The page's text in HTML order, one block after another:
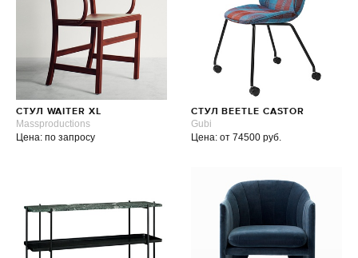
СТУЛ WAITER XL
Massproductions
Цена: по запросу
СТУЛ BEETLE CASTOR
Gubi
Цена: от 74500 руб.